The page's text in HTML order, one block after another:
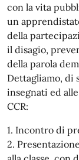
con la vita
un
della
il disagio,
della parola
Dettagliamo, di
insegnati ed
CCR:
1. Incontro di
2.